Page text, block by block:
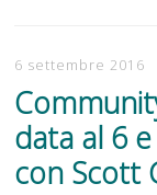
6 settembre 2016
data al 6
con Scott